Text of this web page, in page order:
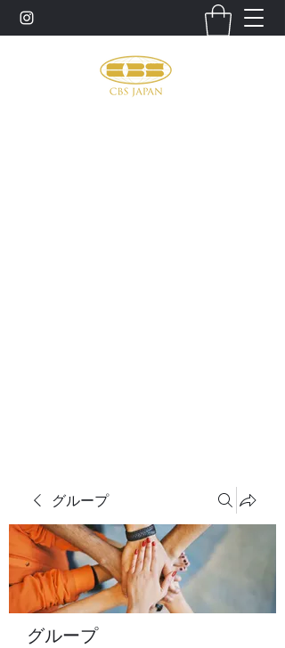
グループ
グループ